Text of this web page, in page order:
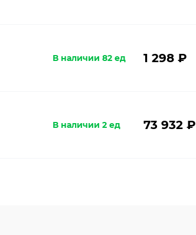
В наличии 82 ед 1 298 ₽
В наличии 2 ед 73 932 ₽